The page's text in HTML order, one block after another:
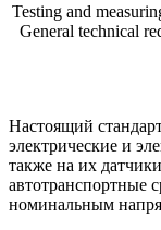
Testing and
General technical
Настоящий
электрические и
также на их
автотранспортные
номинальным